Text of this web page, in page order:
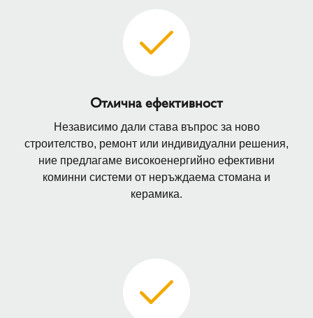
Отлична ефективност
Независимо дали става въпрос за ново
строителство, ремонт или индивидуални решения,
ние предлагаме високоенергийно ефективни
коминни системи от неръждаема стомана и
керамика.